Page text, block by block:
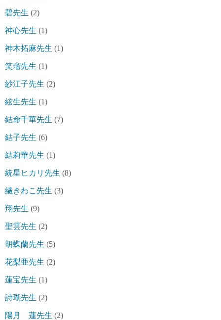
碧先生 (2)
神心先生 (1)
神木拓麻先生 (1)
笑瑠先生 (1)
紗江子先生 (2)
絃生先生 (1)
結命千華先生 (7)
結子先生 (6)
結莉華先生 (1)
統星ヒカリ先生 (8)
繊きわこ先生 (3)
翔先生 (9)
聖雲先生 (2)
胡蝶蘭先生 (5)
花梨亜先生 (2)
蓮宝先生 (1)
詩瑚先生 (2)
陽月 蓮先生 (2)